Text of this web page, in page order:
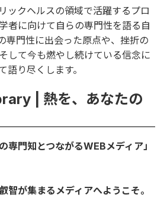
ックヘルスの領域で活躍するプロ
者に向けて自らの専門性を語る自
専門性に出会った原点や、挫折の
して今も燃やし続けている信念に
語り尽くします。
| 熱を、あなたの
専門知とつながるWEBメディア」
智が集まるメディアへようこそ。